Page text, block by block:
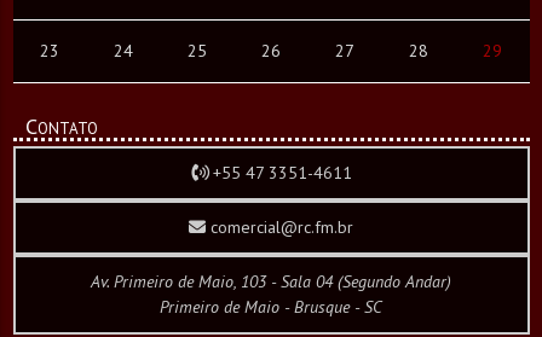
23 24 25 26 27 28 29
Contato
+55 47 3351-4611
comercial@rc.fm.br
Av. Primeiro de Maio, 103 - Sala 04 (Segundo Andar)
Primeiro de Maio - Brusque - SC